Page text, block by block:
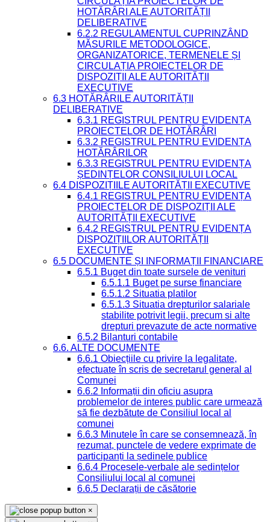
HOTĂRÂRI ALE AUTORITĂȚII
DELIBERATIVE
6.2.2 REGULAMENTUL CUPRINZÂND
MĂSURILE METODOLOGICE,
ORGANIZATORICE, TERMENELE ȘI
CIRCULAȚIA PROIECTELOR DE
DISPOZIȚII ALE AUTORITĂȚII
EXECUTIVE
6.3 HOTĂRÂRILE AUTORITĂȚII
DELIBERATIVE
6.3.1 REGISTRUL PENTRU EVIDENȚA
PROIECTELOR DE HOTĂRÂRI
6.3.2 REGISTRUL PENTRU EVIDENȚA
HOTĂRÂRILOR
6.3.3 REGISTRUL PENTRU EVIDENȚA
ȘEDINȚELOR CONSILIULUI LOCAL
6.4 DISPOZIȚIILE AUTORITĂȚII EXECUTIVE
6.4.1 REGISTRUL PENTRU EVIDENȚA
PROIECTELOR DE DISPOZIȚII ALE
AUTORITĂȚII EXECUTIVE
6.4.2 REGISTRUL PENTRU EVIDENȚA
DISPOZIȚIILOR AUTORITĂȚII
EXECUTIVE
6.5 DOCUMENTE ȘI INFORMAȚII FINANCIARE
6.5.1 Buget din toate sursele de venituri
6.5.1.1 Buget pe surse financiare
6.5.1.2 Situatia platilor
6.5.1.3 Situatia drepturilor salariale
stabilite potrivit legii, precum si alte
drepturi prevazute de acte normative
6.5.2 Bilanturi contabile
6.6. ALTE DOCUMENTE
6.6.1 Obiecțiile cu privire la legalitate,
efectuate în scris de secretarul general al
Comunei
6.6.2 Informații din oficiu asupra
problemelor de interes public care urmează
să fie dezbătute de Consiliul local al
comunei
6.6.3 Minutele în care se consemnează, în
rezumat, punctele de vedere exprimate de
participanți la ședinele publice
6.6.4 Procesele-verbale ale ședințelor
Consiliului local al comunei
6.6.5 Declarații de căsătorie
×